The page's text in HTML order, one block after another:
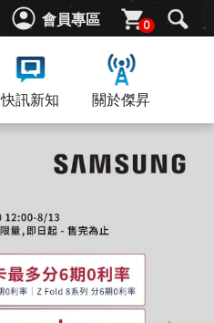
會員專區 0
快訊新知 關於傑昇